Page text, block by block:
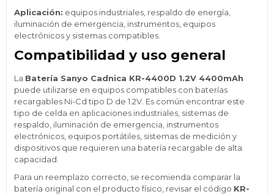
Aplicación: equipos industriales, respaldo de energía,
iluminación de emergencia, instrumentos, equipos
electrónicos y sistemas compatibles.
Compatibilidad y uso general
La Batería Sanyo Cadnica KR-4400D 1.2V 4400mAh
puede utilizarse en equipos compatibles con baterías
recargables Ni-Cd tipo D de 1.2V. Es común encontrar este
tipo de celda en aplicaciones industriales, sistemas de
respaldo, iluminación de emergencia, instrumentos
electrónicos, equipos portátiles, sistemas de medición y
dispositivos que requieren una batería recargable de alta
capacidad.
Para un reemplazo correcto, se recomienda comparar la
batería original con el producto físico, revisar el código KR-